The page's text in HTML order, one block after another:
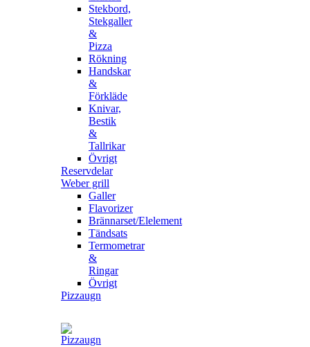
Stekbord,
Stekgaller
&
Pizza
Rökning
Handskar
&
Förkläde
Knivar,
Bestik
&
Tallrikar
Övrigt
Reservdelar
Weber grill
Galler
Flavorizer
Brännarset/Elelement
Tändsats
Termometrar
&
Ringar
Övrigt
Pizzaugn